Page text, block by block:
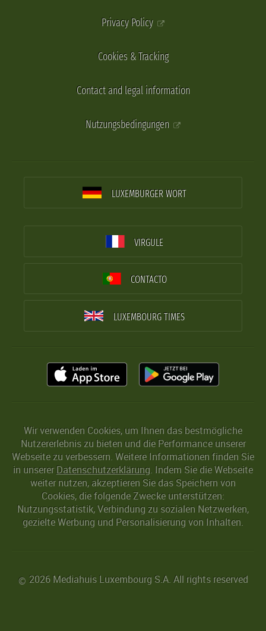
Privacy Policy
Cookies & Tracking
Contact and legal information
Nutzungsbedingungen
LUXEMBURGER WORT
VIRGULE
CONTACTO
LUXEMBOURG TIMES
Wir verwenden Cookies, um Ihnen das bestmögliche
Nutzererlebnis zu bieten und die Performance unserer
Webseite zu verbessern. Weitere Informationen finden Sie
in unserer Datenschutzerklärung. Indem Sie die Webseite
weiter nutzen, akzeptieren Sie das Speichern von
Cookies, die folgende Zwecke unterstützen:
Nutzungsstatistik, Verbindung zu sozialen Netzwerken,
gezielte Werbung und Personalisierung von Inhalten.
© 2026 Mediahuis Luxembourg S.A. All rights reserved